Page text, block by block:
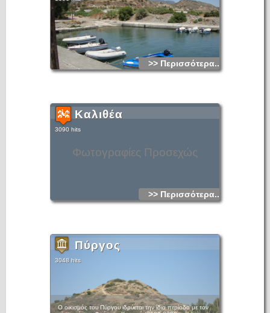
>> Περισσότερα...
Φωτογραφίες Προσεχώς
Καλιθέα
3090 hits
>> Περισσότερα...
Πύργος
3048 hits
Ο οικισμός του Πύργου ιδρύεται την ίδια περίοδο με τον